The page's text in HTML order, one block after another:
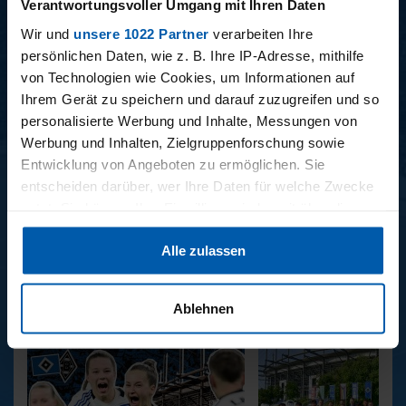
Verantwortungsvoller Umgang mit Ihren Daten
Wir und unsere 1022 Partner verarbeiten Ihre
persönlichen Daten, wie z. B. Ihre IP-Adresse, mithilfe
von Technologien wie Cookies, um Informationen auf
Ihrem Gerät zu speichern und darauf zuzugreifen und so
personalisierte Werbung und Inhalte, Messungen von
Werbung und Inhalten, Zielgruppenforschung sowie
Entwicklung von Angeboten zu ermöglichen. Sie
entscheiden darüber, wer Ihre Daten für welche Zwecke
Cookie-Erklärung oder durch Klicken auf das Privacy
Trigger Symbol ändern oder widerrufen
Ihr Gerät durch aktives Scannen nach bestimmten
Merkmalen (Fingerprinting) identifizieren
Alle zulassen
Ablehnen
BUNDESLIGA SAISON 2025/2026
34. SPIELTAG
BAYER LEVERKUSEN -
33. SPIELTAG